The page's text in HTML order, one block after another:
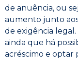
de anuência, ou
aumento junto
de exigência
ainda que há
acréscimo e optar